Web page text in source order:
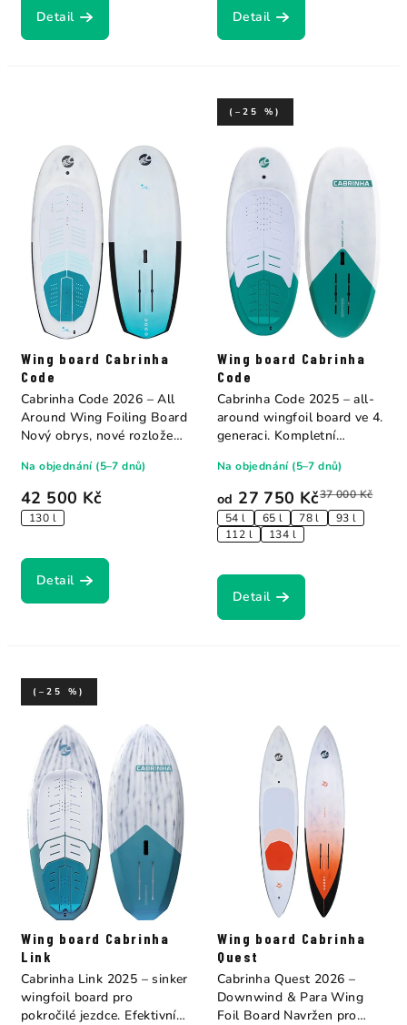
Detail Detail
Wing board Cabrinha
Code
42 500 Kč
130 l
Na objednání (5–7 dnů)
Detail
Cabrinha Code 2026 – All
Around Wing Foiling Board
Nový obrys, nové rozložení
Wing board Cabrinha
Code
od 27 750 Kč37 000 Kč
(–25 %)
54 l 65 l 78 l
93 l
112 l
134 l
Na objednání (5–7 dnů)
Detail
Cabrinha Code 2025 – all-
around wingfoil board ve 4.
generaci. Kompletní
Wing board Cabrinha
Link
(–25 %)
Cabrinha Link 2025 – sinker
wingfoil board pro
pokročilé jezdce. Efektivní
Wing board Cabrinha
Quest
Cabrinha Quest 2026 –
Downwind & Para Wing
Foil Board Navržen pro